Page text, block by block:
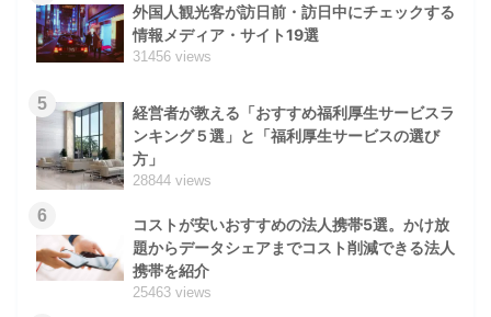
外国人観光客が訪日前・訪日中にチェックする
情報メディア・サイト19選
31456 views
5
経営者が教える「おすすめ福利厚生サービスラ
ンキング５選」と「福利厚生サービスの選び
方」
28844 views
6
コストが安いおすすめの法人携帯5選。かけ放
題からデータシェアまでコスト削減できる法人
携帯を紹介
25463 views